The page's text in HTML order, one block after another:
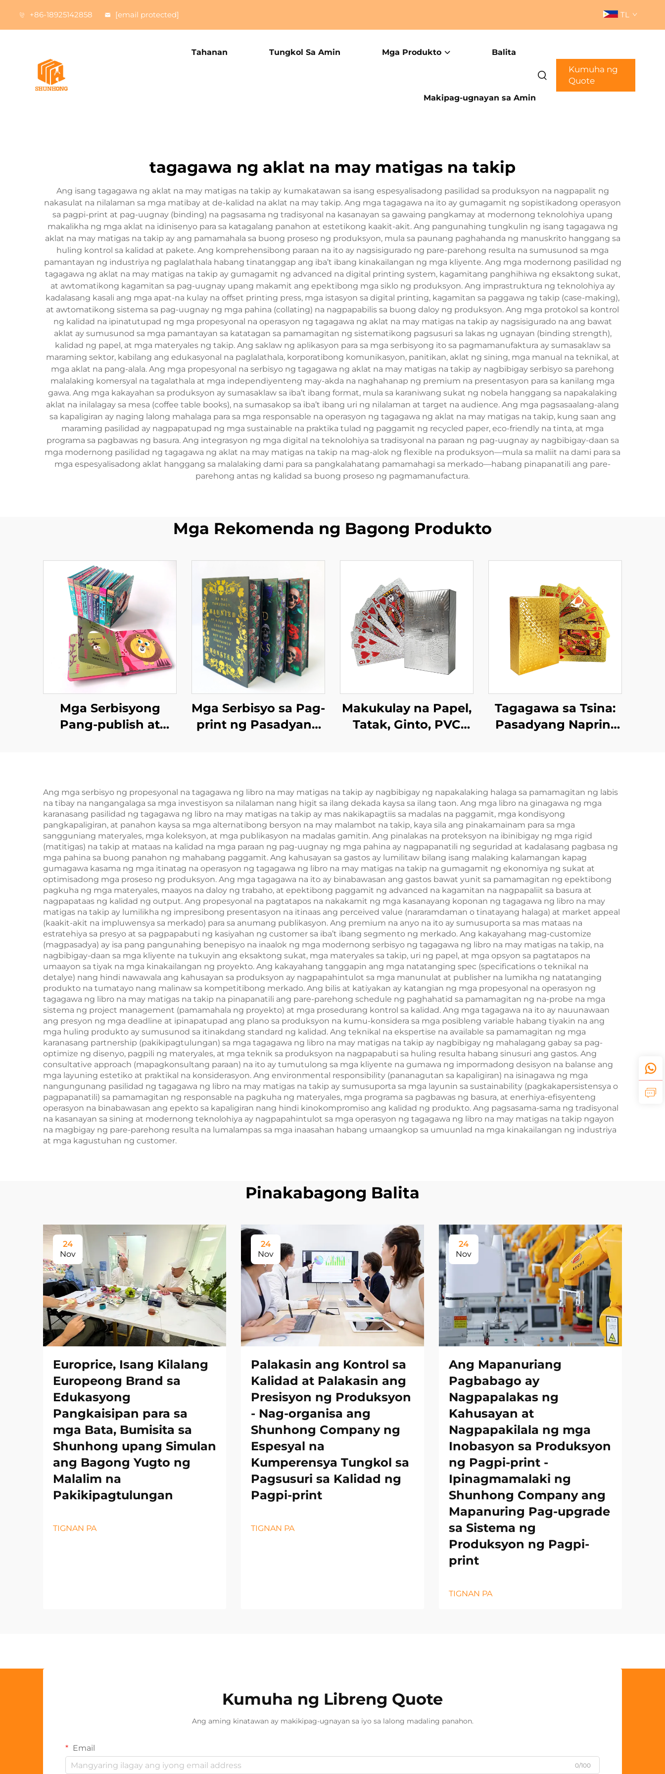
+86-18925142858 [email protected] TL
Tahanan Tungkol Sa Amin Mga Produkto Balita
Makipag-ugnayan sa Amin
Kumuha ng
Quote
tagagawa ng aklat na may matigas na takip
Ang isang tagagawa ng aklat na may matigas na takip ay kumakatawan sa isang espesyalisadong pasilidad sa produksyon na nagpapalit ng
nakasulat na nilalaman sa mga matibay at de-kalidad na aklat na may takip. Ang mga tagagawa na ito ay gumagamit ng sopistikadong operasyon
sa pagpi-print at pag-uugnay (binding) na pagsasama ng tradisyonal na kasanayan sa gawaing pangkamay at modernong teknolohiya upang
makalikha ng mga aklat na idinisenyo para sa katagalang panahon at estetikong kaakit-akit. Ang pangunahing tungkulin ng isang tagagawa ng
aklat na may matigas na takip ay ang pamamahala sa buong proseso ng produksyon, mula sa paunang paghahanda ng manuskrito hanggang sa
huling kontrol sa kalidad at pakete. Ang komprehensibong paraan na ito ay nagsisigurado ng pare-parehong resulta na sumusunod sa mga
pamantayan ng industriya ng paglalathala habang tinatanggap ang iba’t ibang kinakailangan ng mga kliyente. Ang mga modernong pasilidad ng
tagagawa ng aklat na may matigas na takip ay gumagamit ng advanced na digital printing system, kagamitang panghihiwa ng eksaktong sukat,
at awtomatikong kagamitan sa pag-uugnay upang makamit ang epektibong mga siklo ng produksyon. Ang imprastruktura ng teknolohiya ay
kadalasang kasali ang mga apat-na kulay na offset printing press, mga istasyon sa digital printing, kagamitan sa paggawa ng takip (case-making),
at awtomatikong sistema sa pag-uugnay ng mga pahina (collating) na nagpapabilis sa buong daloy ng produksyon. Ang mga protokol sa kontrol
ng kalidad na ipinatutupad ng mga propesyonal na operasyon ng tagagawa ng aklat na may matigas na takip ay nagsisigurado na ang bawat
aklat ay sumusunod sa mga pamantayan sa katatagan sa pamamagitan ng sistematikong pagsusuri sa lakas ng ugnayan (binding strength),
kalidad ng papel, at mga materyales ng takip. Ang saklaw ng aplikasyon para sa mga serbisyong ito sa pagmamanufaktura ay sumasaklaw sa
maraming sektor, kabilang ang edukasyonal na paglalathala, korporatibong komunikasyon, panitikan, aklat ng sining, mga manual na teknikal, at
mga aklat na pang-alala. Ang mga propesyonal na serbisyo ng tagagawa ng aklat na may matigas na takip ay nagbibigay serbisyo sa parehong
malalaking komersyal na tagalathala at mga independiyenteng may-akda na naghahanap ng premium na presentasyon para sa kanilang mga
gawa. Ang mga kakayahan sa produksyon ay sumasaklaw sa iba’t ibang format, mula sa karaniwang sukat ng nobela hanggang sa napakalaking
aklat na inilalagay sa mesa (coffee table books), na sumasakop sa iba’t ibang uri ng nilalaman at target na audience. Ang mga pagsasaalang-alang
sa kapaligiran ay naging lalong mahalaga para sa mga responsable na operasyon ng tagagawa ng aklat na may matigas na takip, kung saan ang
maraming pasilidad ay nagpapatupad ng mga sustainable na praktika tulad ng paggamit ng recycled paper, eco-friendly na tinta, at mga
programa sa pagbawas ng basura. Ang integrasyon ng mga digital na teknolohiya sa tradisyonal na paraan ng pag-uugnay ay nagbibigay-daan sa
mga modernong pasilidad ng tagagawa ng aklat na may matigas na takip na mag-alok ng flexible na produksyon—mula sa maliit na dami para sa
mga espesyalisadong aklat hanggang sa malalaking dami para sa pangkalahatang pamamahagi sa merkado—habang pinapanatili ang pare-
parehong antas ng kalidad sa buong proseso ng pagmamanufactura.
Mga Rekomenda ng Bagong Produkto
Mga Serbisyong
Pang-publish at
mga Bata Mga Aklat
na Pampalabas para
sa Kindergarten na
May Hardcover
Mga Serbisyo sa Pag-
print ng Pasadyang
mga Gilid, Nobela na
may Dust Jacket
Makukulay na Papel,
Tatak, Ginto, PVC
Nababasa na may
Kahon na May Pag-
print sa Harap at
Likod
Tagagawa sa Tsina:
Pasadyang Naprint
Ang mga serbisyo ng propesyonal na tagagawa ng libro na may matigas na takip ay nagbibigay ng napakalaking halaga sa pamamagitan ng labis
na tibay na nangangalaga sa mga investisyon sa nilalaman nang higit sa ilang dekada kaysa sa ilang taon. Ang mga libro na ginagawa ng mga
karanasang pasilidad ng tagagawa ng libro na may matigas na takip ay mas nakikapagtiis sa madalas na paggamit, mga kondisyong
pangkapaligiran, at panahon kaysa sa mga alternatibong bersyon na may malambot na takip, kaya sila ang pinakamainam para sa mga
sangguniang materyales, mga koleksyon, at mga publikasyon na madalas gamitin. Ang pinalakas na proteksyon na ibinibigay ng mga rigid
(matitigas) na takip at mataas na kalidad na mga paraan ng pag-uugnay ng mga pahina ay nagpapanatili ng seguridad at kadalasang pagbasa ng
mga pahina sa buong panahon ng mahabang paggamit. Ang kahusayan sa gastos ay lumilitaw bilang isang malaking kalamangan kapag
gumagawa kasama ng mga itinatag na operasyon ng tagagawa ng libro na may matigas na takip na gumagamit ng ekonomiya ng sukat at
optimisadong mga proseso ng produksyon. Ang mga tagagawa na ito ay binabawasan ang gastos bawat yunit sa pamamagitan ng epektibong
pagkuha ng mga materyales, maayos na daloy ng trabaho, at epektibong paggamit ng advanced na kagamitan na nagpapaliit sa basura at
nagpapataas ng kalidad ng output. Ang propesyonal na pagtatapos na nakakamit ng mga kasanayang koponan ng tagagawa ng libro na may
matigas na takip ay lumilikha ng impresibong presentasyon na itinaas ang perceived value (nararamdaman o tinatayang halaga) at market appeal
(kaakit-akit na impluwensya sa merkado) para sa anumang publikasyon. Ang premium na anyo na ito ay sumusuporta sa mas mataas na
estratehiya sa presyo at sa pagpapabuti ng kasiyahan ng customer sa iba’t ibang segmento ng merkado. Ang kakayahang mag-customize
(magpasadya) ay isa pang pangunahing benepisyo na inaalok ng mga modernong serbisyo ng tagagawa ng libro na may matigas na takip, na
nagbibigay-daan sa mga kliyente na tukuyin ang eksaktong sukat, mga materyales sa takip, uri ng papel, at mga opsyon sa pagtatapos na
umaayon sa tiyak na mga kinakailangan ng proyekto. Ang kakayahang tanggapin ang mga natatanging spec (specifications o teknikal na
detalye) nang hindi nawawala ang kahusayan sa produksyon ay nagpapahintulot sa mga manunulat at publisher na lumikha ng natatanging
produkto na tumatayo nang malinaw sa kompetitibong merkado. Ang bilis at katiyakan ay katangian ng mga propesyonal na operasyon ng
tagagawa ng libro na may matigas na takip na pinapanatili ang pare-parehong schedule ng paghahatid sa pamamagitan ng na-probe na mga
sistema ng project management (pamamahala ng proyekto) at mga prosedurang kontrol sa kalidad. Ang mga tagagawa na ito ay nauunawaan
ang presyon ng mga deadline at ipinapatupad ang plano sa produksyon na kumu-konsidera sa mga posibleng variable habang tiyakin na ang
mga huling produkto ay sumusunod sa itinakdang standard ng kalidad. Ang teknikal na ekspertise na available sa pamamagitan ng mga
karanasang partnership (pakikipagtulungan) sa mga tagagawa ng libro na may matigas na takip ay nagbibigay ng mahalagang gabay sa pag-
optimize ng disenyo, pagpili ng materyales, at mga teknik sa produksyon na nagpapabuti sa huling resulta habang sinusuri ang gastos. Ang
consultative approach (mapagkonsultang paraan) na ito ay tumutulong sa mga kliyente na gumawa ng impormadong desisyon na balanse ang
mga layuning estetiko at praktikal na konsiderasyon. Ang environmental responsibility (pananagutan sa kapaligiran) na isinagawa ng mga
nangungunang pasilidad ng tagagawa ng libro na may matigas na takip ay sumusuporta sa mga layunin sa sustainability (pagkakapersistensya o
pagpapanatili) sa pamamagitan ng responsable na pagkuha ng materyales, mga programa sa pagbawas ng basura, at enerhiya-efisyenteng
operasyon na binabawasan ang epekto sa kapaligiran nang hindi kinokompromiso ang kalidad ng produkto. Ang pagsasama-sama ng tradisyonal
na kasanayan sa sining at modernong teknolohiya ay nagpapahintulot sa mga operasyon ng tagagawa ng libro na may matigas na takip ngayon
na magbigay ng pare-parehong resulta na lumalampas sa mga inaasahan habang umaangkop sa umuunlad na mga kinakailangan ng industriya
at mga kagustuhan ng customer.
Pinakabagong Balita
24
Nov
Europrice, Isang Kilalang
Europeong Brand sa
Edukasyong
Pangkaisipan para sa
mga Bata, Bumisita sa
Shunhong upang Simulan
ang Bagong Yugto ng
Malalim na
Pakikipagtulungan
TIGNAN PA
24
Nov
Palakasin ang Kontrol sa
Kalidad at Palakasin ang
Presisyon ng Produksyon
- Nag-organisa ang
Shunhong Company ng
Espesyal na
Kumperensya Tungkol sa
Pagsusuri sa Kalidad ng
Pagpi-print
TIGNAN PA
24
Nov
Ang Mapanuriang
Pagbabago ay
Nagpapalakas ng
Kahusayan at
Nagpapakilala ng mga
Inobasyon sa Produksyon
ng Pagpi-print -
Ipinagmamalaki ng
Shunhong Company ang
Mapanuring Pag-upgrade
sa Sistema ng
Produksyon ng Pagpi-
print
TIGNAN PA
Kumuha ng Libreng Quote
Ang aming kinatawan ay makikipag-ugnayan sa iyo sa lalong madaling panahon.
Email
0/100